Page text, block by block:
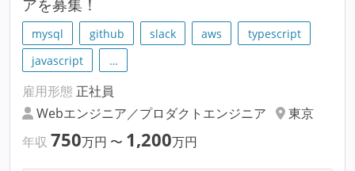
アを募集！
mysql github slack aws
typescript
javascript
…
雇用形態 正社員
Webエンジニア／プロダクトエンジニア
東京
年収 750万円 〜 1,200万円